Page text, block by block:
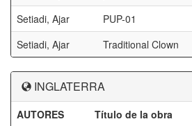
Setiadi, Ajar
PUP-01
Setiadi, Ajar
Traditional Clown
INGLATERRA
AUTORES Título de la obra